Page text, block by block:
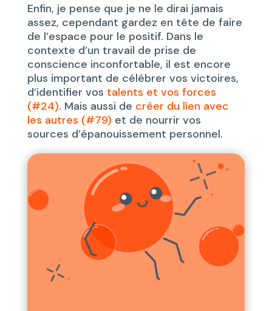
Enfin, je pense que je ne le dirai jamais
assez, cependant gardez en tête de faire
de l’espace pour le positif. Dans le
contexte d’un travail de prise de
conscience inconfortable, il est encore
plus important de célébrer vos victoires,
d’identifier vos talents et vos forces
(#24). Mais aussi de créer du lien avec
les autres (#79) et de nourrir vos
sources d’épanouissement personnel.